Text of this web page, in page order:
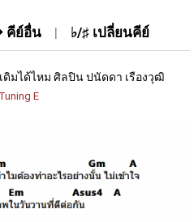
คีย์อื่น ♭/♯ เปลี่ยนคีย์
ดิมได้ไหม ศิลปิน ปนัดดา เรืองวุฒิ
E